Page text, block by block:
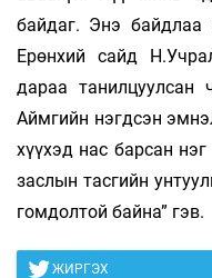
байдаг. Энэ байдлаа
Ерөнхий сайд
дараа танилцуулсан
Аймгийн нэгдсэн
хүүхэд нас барсан
заслын тасгийн
гомдолтой байна” гэв.
ЖИРГЭХ